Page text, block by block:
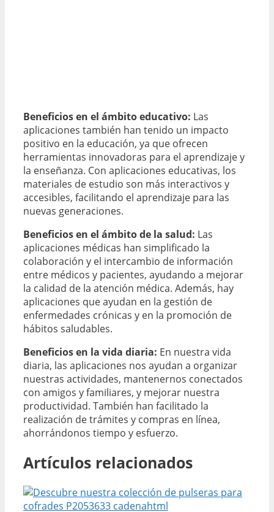
Beneficios en el ámbito educativo: Las
aplicaciones también han tenido un impacto
positivo en la educación, ya que ofrecen
herramientas innovadoras para el aprendizaje y
la enseñanza. Con aplicaciones educativas, los
materiales de estudio son más interactivos y
accesibles, facilitando el aprendizaje para las
nuevas generaciones.
Beneficios en el ámbito de la salud: Las
aplicaciones médicas han simplificado la
colaboración y el intercambio de información
entre médicos y pacientes, ayudando a mejorar
la calidad de la atención médica. Además, hay
aplicaciones que ayudan en la gestión de
enfermedades crónicas y en la promoción de
hábitos saludables.
Beneficios en la vida diaria: En nuestra vida
diaria, las aplicaciones nos ayudan a organizar
nuestras actividades, mantenernos conectados
con amigos y familiares, y mejorar nuestra
productividad. También han facilitado la
realización de trámites y compras en línea,
ahorrándonos tiempo y esfuerzo.
Artículos relacionados